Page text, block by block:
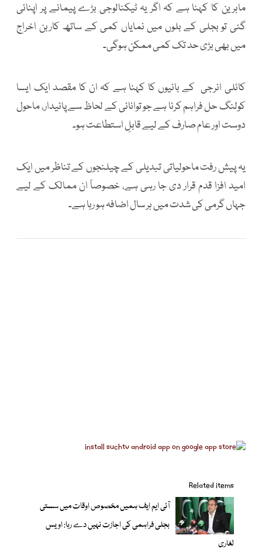
ماہرین کا کہنا ہے کہ اگر یہ ٹیکنالوجی بڑے پیمانے پر اپنائی
گئی تو بجلی کے بلوں میں نمایاں کمی کے ساتھ کاربن اخراج
میں بھی بڑی حد تک کمی ممکن ہوگی۔
کائلی انرجی کے بانیوں کا کہنا ہے کہ ان کا مقصد ایک ایسا
کولنگ حل فراہم کرنا ہے جو توانائی کے لحاظ سے پائیدار، ماحول
دوست اور عام صارف کے لیے قابلِ استطاعت ہو۔
یہ پیش رفت ماحولیاتی تبدیلی کے چیلنجوں کے تناظر میں ایک
امید افزا قدم قرار دی جا رہی ہے، خصوصاً ان ممالک کے لیے
جہاں گرمی کی شدت میں ہر سال اضافہ ہو رہا ہے۔
Related items
آئی ایم ایف ہمیں مخصوص اوقات میں سستی
بجلی فراہمی کی اجازت نہیں دے رہا: اویس
لغاری